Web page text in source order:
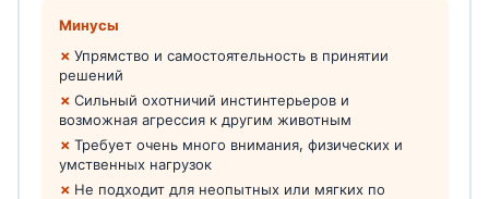
Минусы
Упрямство и самостоятельность в принятии
решений
Сильный охотничий инстинтерьеров и
возможная агрессия к другим животным
Требует очень много внимания, физических и
умственных нагрузок
Не подходит для неопытных или мягких по